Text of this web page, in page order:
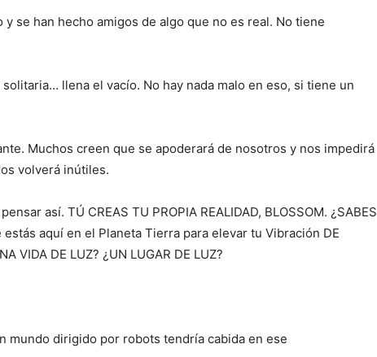
y se han hecho amigos de algo que no es real. No tiene
solitaria… llena el vacío. No hay nada malo en eso, si tiene un
Muchos creen que se apoderará de nosotros y nos impedirá
volverá inútiles.
así. TÚ CREAS TU PROPIA REALIDAD, BLOSSOM. ¿SABES
aquí en el Planeta Tierra para elevar tu Vibración DE
VIDA DE LUZ? ¿UN LUGAR DE LUZ?
mundo dirigido por robots tendría cabida en ese